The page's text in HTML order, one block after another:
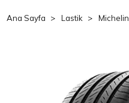
Ana Sayfa Lastik Michelin